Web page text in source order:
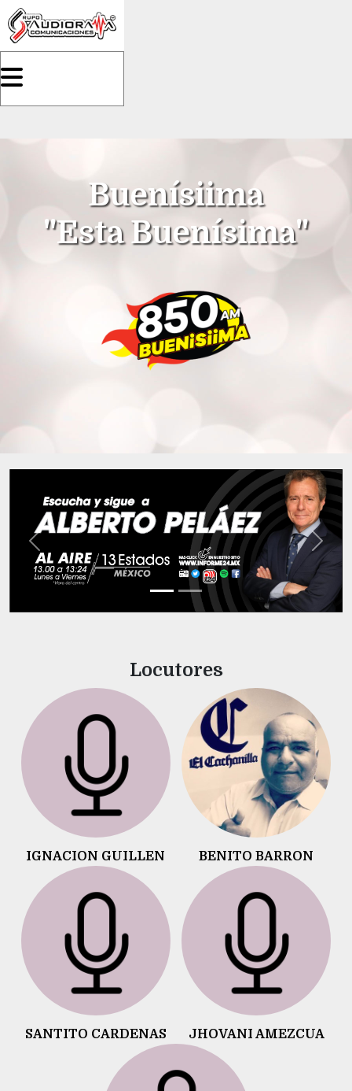
Buenísiima
"Esta Buenísima"
Previous Next
Locutores
IGNACION GUILLEN BENITO BARRON
SANTITO CARDENAS JHOVANI AMEZCUA